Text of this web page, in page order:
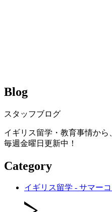
Blog
スタッフブログ
イギリス留学・教育事情か
毎週金曜日更新中！
Category
イギリス留学 - サマー